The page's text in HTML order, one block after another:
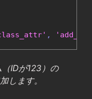
,
IDが123）の
します。